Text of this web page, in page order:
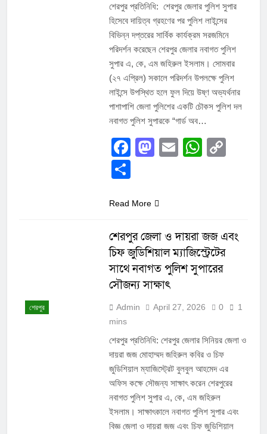
শেরপুর প্রতিনিধি: শেরপুর জেলার পুলিশ সুপার
হিসেবে দায়িত্ব গ্রহণের পর পুলিশ লাইন্সের
বিভিন্ন দপ্তরের সার্বিক কার্যক্রম সরজমিনে
পরিদর্শন করেছেন শেরপুর জেলার নবাগত পুলিশ
সুপার এ, কে, এম জহিরুল ইসলাম। সোমবার
(২৭ এপ্রিল) সকালে পরিদর্শন উপলক্ষে পুলিশ
লাইন্সে উপস্থিত হলে ফুল দিয়ে উষ্ণ অভ্যর্থনার
পাশাপাশি জেলা পুলিশের একটি চৌকস পুলিশ দল
নবাগত পুলিশ সুপারকে “গার্ড অব…
Facebook
Mastodon
Email
Read More
শেরপুর
শেরপুর জেলা ও দায়রা জজ এবং
চিফ জুডিশিয়াল ম্যাজিস্ট্রেটের
সাথে নবাগত পুলিশ সুপারের
সৌজন্য সাক্ষাৎ
Admin April 27, 2026 0
1
mins
শেরপুর প্রতিনিধি: শেরপুর জেলার সিনিয়র জেলা ও
দায়রা জজ মোহাম্মদ জহিরুল কবির ও চিফ
জুডিশিয়াল ম্যাজিস্ট্রেট বুলবুল আহমেদ এর
অফিস কক্ষে সৌজন্য সাক্ষাৎ করেন শেরপুরের
নবাগত পুলিশ সুপার এ, কে, এম জহিরুল
ইসলাম। সাক্ষাৎকালে নবাগত পুলিশ সুপার এবং
বিজ্ঞ জেলা ও দায়রা জজ এবং চিফ জুডিশিয়াল